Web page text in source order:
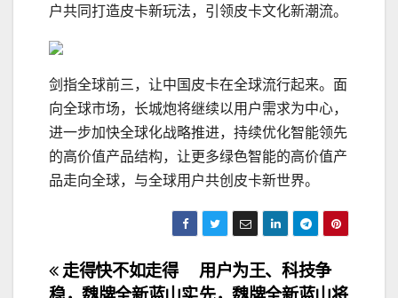
户共同打造皮卡新玩法，引领皮卡文化新潮流。
剑指全球前三，让中国皮卡在全球流行起来。面
向全球市场，长城炮将继续以用户需求为中心，
进一步加快全球化战略推进，持续优化智能领先
的高价值产品结构，让更多绿色智能的高价值产
品走向全球，与全球用户共创皮卡新世界。
文
用户为王、科技争
走得快不如走得